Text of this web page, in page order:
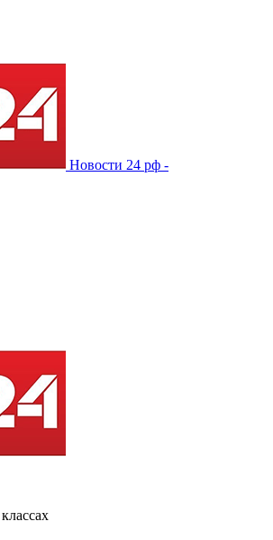
Новости 24 рф -